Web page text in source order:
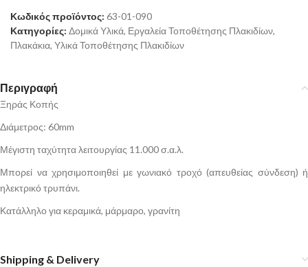
Κωδικός προϊόντος: 63-01-090
Κατηγορίες: Δομικά Υλικά, Εργαλεία Τοποθέτησης Πλακιδίων,
Πλακάκια, Υλικά Τοποθέτησης Πλακιδίων
Περιγραφή
Ξηράς Κοπής
Διάμετρος: 60mm
Μέγιστη ταχύτητα λειτουργίας 11.000 σ.α.λ.
Μπορεί να χρησιμοποιηθεί με γωνιακό τροχό (απευθείας σύνδεση) ή
ηλεκτρικό τρυπάνι.
Κατάλληλο για κεραμικά, μάρμαρο, γρανίτη
Shipping & Delivery